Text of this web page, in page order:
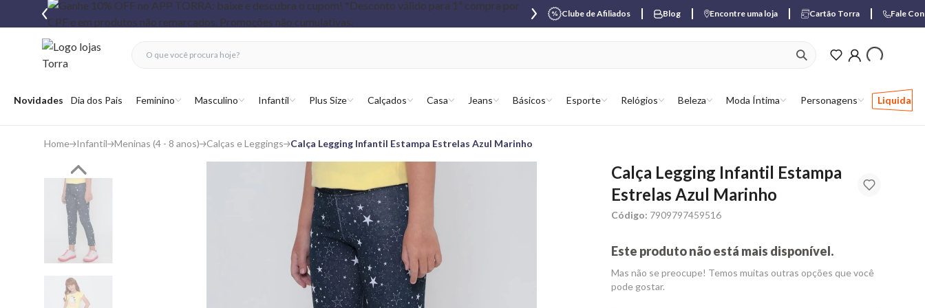
Clube de Afiliados Blog Encontre uma loja Cartão Torra Fale
Abrir menu
Novidades Dia dos Pais Feminino Masculino Infantil Plus Size Calçados Casa Jeans Básicos Esporte Relógios Beleza Moda Íntima Personagens Liquida
ver produtos
fechar menu
fechar menu
favoritos
Home Infantil Meninas (4 - 8 anos) Calças e Leggings Calça Legging Infantil Estampa Estrelas Azul Marinho
Calça Legging Infantil Estampa
Estrelas Azul Marinho
Código: 7909797459516
Este produto não está mais disponível.
Mas não se preocupe! Temos muitas outras opções que você
pode gostar.